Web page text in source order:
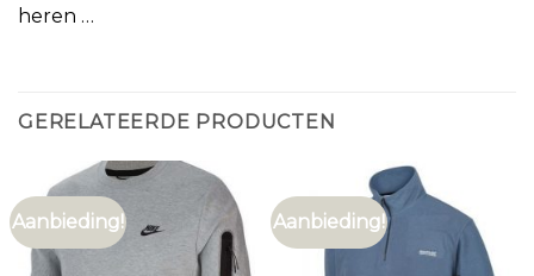
heren …
GERELATEERDE PRODUCTEN
Aanbieding! Aanbieding!